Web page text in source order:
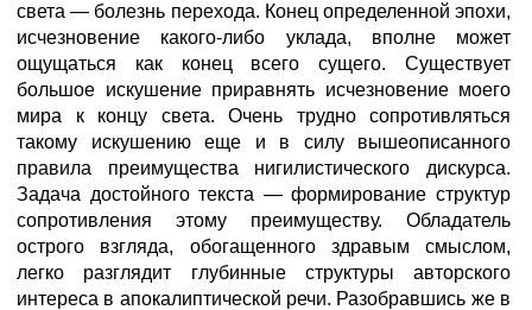
света — болезнь перехода. Конец определенной эпохи,
исчезновение какого-либо уклада, вполне может
ощущаться как конец всего сущего. Существует
большое искушение приравнять исчезновение моего
мира к концу света. Очень трудно сопротивляться
такому искушению еще и в силу вышеописанного
правила преимущества нигилистического дискурса.
Задача достойного текста — формирование структур
сопротивления этому преимуществу. Обладатель
острого взгляда, обогащенного здравым смыслом,
легко разглядит глубинные структуры авторского
интереса в апокалиптической речи. Разобравшись же в